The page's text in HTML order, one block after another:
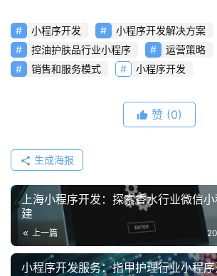
小程序开发
小程序开发解决方案
控油护肤品行业小程序
运营策略
销售和服务模式
小程序开发
赞 (0)
生成海报
上海小程序开发：探索香水行业微信
建
上一篇
小程序开发服务：指甲护理行业小程